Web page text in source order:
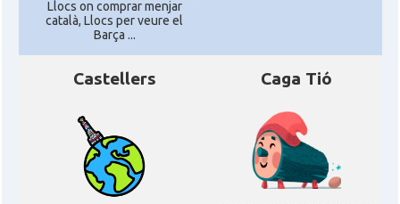
Llocs on comprar menjar
català, Llocs per veure el
Barça ...
Castellers Caga Tió